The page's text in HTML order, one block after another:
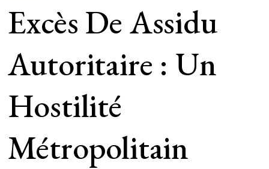
Excès De Assidu
Autoritaire : Un
Hostilité
Métropolitain